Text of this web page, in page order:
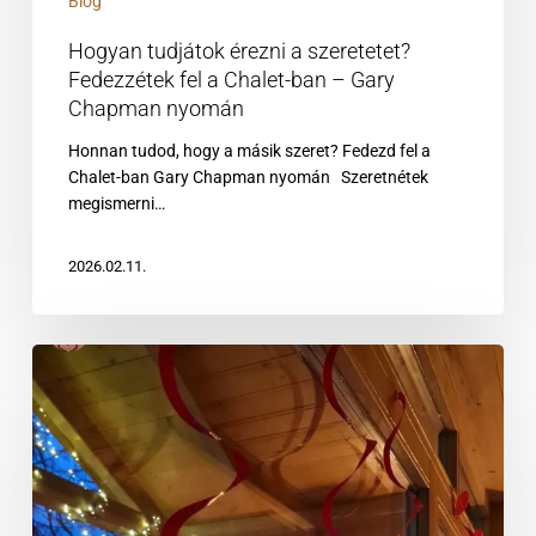
Hogyan tudjátok érezni a szeretetet?
Fedezzétek fel a Chalet-ban – Gary
Chapman nyomán
Honnan tudod, hogy a másik szeret? Fedezd fel a
Chalet-ban Gary Chapman nyomán Szeretnétek
megismerni…
2026.02.11.
Valentin-
nap
a
Chalet
faházaiban
–
romantika